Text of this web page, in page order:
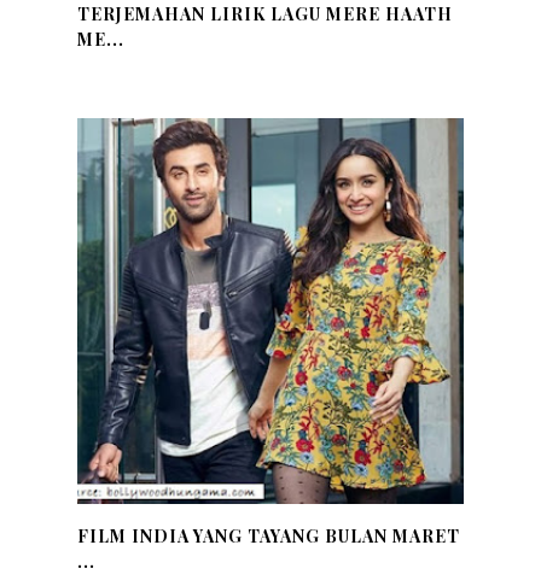
TERJEMAHAN LIRIK LAGU MERE HAATH
ME...
FILM INDIA YANG TAYANG BULAN MARET
...